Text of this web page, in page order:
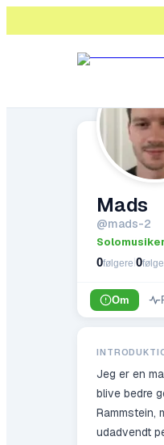
Mads
@mads-2
Solomusiker
0følgere 0
Om
Jeg er en
blive bedre
Rammstein,
udadvendt